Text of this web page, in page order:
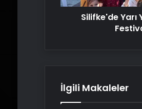
Silifke'de Yarı
İlgili Makaleler